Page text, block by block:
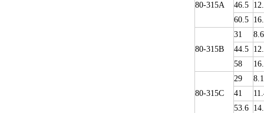
80-315A
46.5
60.5
80-315B
31
8.6
44.5
58
80-315C
29
8.1
41
53.6